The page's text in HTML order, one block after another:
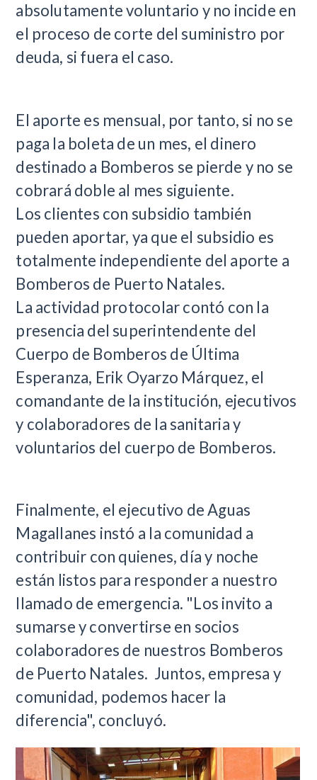
absolutamente voluntario y no incide en
el proceso de corte del suministro por
deuda, si fuera el caso.
El aporte es mensual, por tanto, si no se
paga la boleta de un mes, el dinero
destinado a Bomberos se pierde y no se
cobrará doble al mes siguiente.
Los clientes con subsidio también
pueden aportar, ya que el subsidio es
totalmente independiente del aporte a
Bomberos de Puerto Natales.
La actividad protocolar contó con la
presencia del superintendente del
Cuerpo de Bomberos de Última
Esperanza, Erik Oyarzo Márquez, el
comandante de la institución, ejecutivos
y colaboradores de la sanitaria y
voluntarios del cuerpo de Bomberos.
Finalmente, el ejecutivo de Aguas
Magallanes instó a la comunidad a
contribuir con quienes, día y noche
están listos para responder a nuestro
llamado de emergencia. "Los invito a
sumarse y convertirse en socios
colaboradores de nuestros Bomberos
de Puerto Natales. Juntos, empresa y
comunidad, podemos hacer la
diferencia", concluyó.